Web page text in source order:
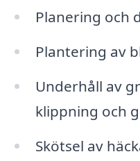
Planering och
Plantering av
Underhåll av
klippning och
Skötsel av